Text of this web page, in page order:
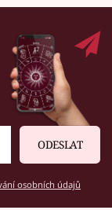
ODESLAT
osobních údajů